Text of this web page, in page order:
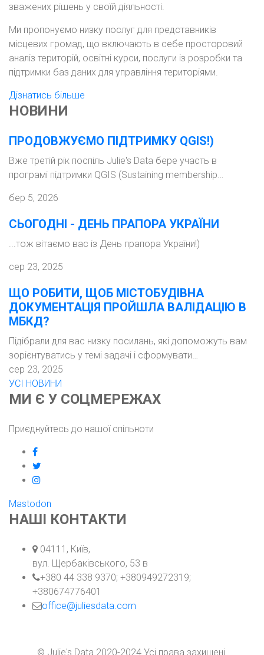
зважених рішень у своїй діяльності.
Ми пропонуємо низку послуг для представників
місцевих громад, що включають в себе просторовий
аналіз територій, освітні курси, послуги із розробки та
підтримки баз даних для управління територіями.
Дізнатись більше
НОВИНИ
ПРОДОВЖУЄМО ПІДТРИМКУ QGIS!)
Вже третій рік поспіль Julie's Data бере участь в
програмі підтримки QGIS (Sustaining membership…
бер 5, 2026
СЬОГОДНІ - ДЕНЬ ПРАПОРА УКРАЇНИ
...тож вітаємо вас із День прапора України!)
сер 23, 2025
ЩО РОБИТИ, ЩОБ МІСТОБУДІВНА
ДОКУМЕНТАЦІЯ ПРОЙШЛА ВАЛІДАЦІЮ В
МБКД?
Підібрали для вас низку посилань, які допоможуть вам
зорієнтуватись у темі задачі і сформувати…
сер 23, 2025
УСІ НОВИНИ
МИ Є У СОЦМЕРЕЖАХ
Приєднуйтесь до нашої спільноти
facebook
instagram
Mastodon
НАШІ КОНТАКТИ
Адреса:
04111, Київ,
вул. Щербаківського, 53 в
телефон:
+380 44 338 9370; +380949272319;
+380674776401
email
office@juliesdata.com
© Julie's Data 2020-2024 Усі права захищені.